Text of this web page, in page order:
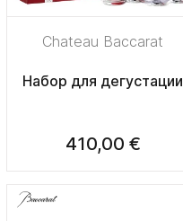
Chateau Baccarat
Набор для дегустации
410,00 €